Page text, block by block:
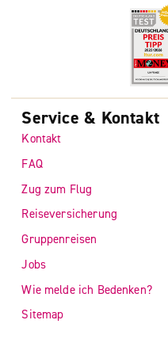
Service & Kontakt
Kontakt
FAQ
Zug zum Flug
Reiseversicherung
Gruppenreisen
Jobs
Wie melde ich Bedenken?
Sitemap